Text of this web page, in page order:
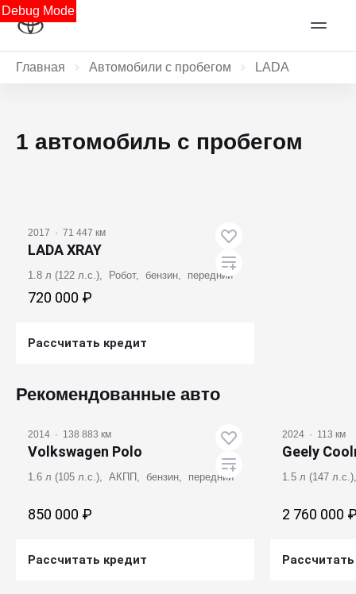
Debug Mode
Главная Автомобили с пробегом LADA
1 автомобиль с пробегом
2017 · 71 447 км
LADA XRAY
1.8 л (122 л.с.), Робот, бензин, передний
720 000 ₽
Рассчитать кредит
Рекомендованные авто
2014 · 138 883 км
Volkswagen Polo
1.6 л (105 л.с.), АКПП, бензин, передний
850 000 ₽
Рассчитать кредит
2024 · 113 км
Geely
1.5 л (147
2 760 000